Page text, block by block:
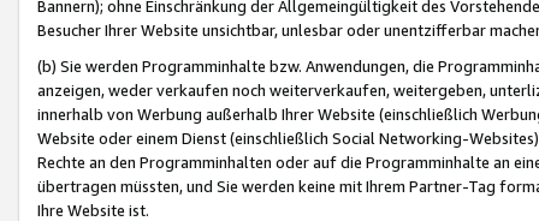
Bannern); ohne Einschränkung der Allgemeingültigkeit des
Besucher Ihrer Website unsichtbar, unlesbar oder unentzifferbar
(b) Sie werden Programminhalte bzw. Anwendungen, die
anzeigen, weder verkaufen noch weiterverkaufen, weitergeben,
innerhalb von Werbung außerhalb Ihrer Website (einschließlich
Website oder einem Dienst (einschließlich Social Networking-
Rechte an den Programminhalten oder auf die Programminhalte an
übertragen müssten, und Sie werden keine mit Ihrem Partner-Tag
Ihre Website ist.